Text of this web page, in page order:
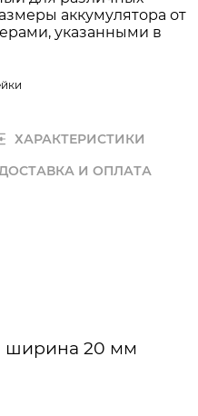
аккумулятора от
указанными в
ХАРАКТЕРИСТИКИ
И ОПЛАТА
ширина 20 мм